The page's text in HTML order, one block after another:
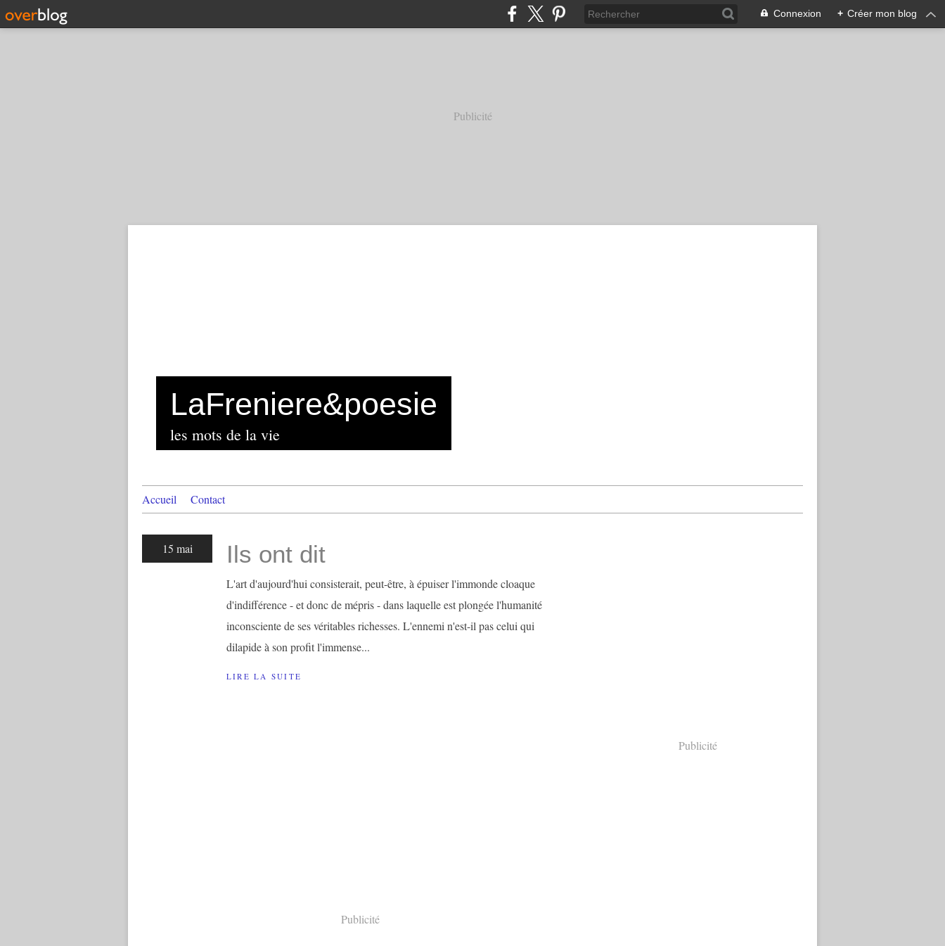
Connexion + Créer mon blog
Publicité
LaFreniere&poesie
les mots de la vie
Accueil Contact
15 mai Ils ont dit
L'art d'aujourd'hui consisterait, peut-être, à épuiser l'immonde cloaque
d'indifférence - et donc de mépris - dans laquelle est plongée l'humanité
inconsciente de ses véritables richesses. L'ennemi n'est-il pas celui qui
dilapide à son profit l'immense...
LIRE LA SUITE
Publicité
Publicité